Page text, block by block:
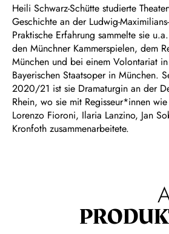
Heili Schwarz-Schütte studierte
Geschichte an der Ludwig-
Praktische Erfahrung sammelte sie
den Münchner Kammerspielen, dem
München und bei einem Volontariat
Bayerischen Staatsoper in München.
2020/21 ist sie Dramaturgin an der
Rhein, wo sie mit Regisseur*innen
Lorenzo Fioroni, Ilaria Lanzino, Jan
Kronfoth zusammenarbeitete.